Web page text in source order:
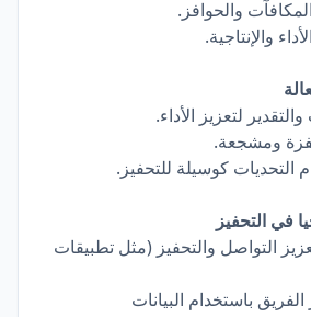
والحوافز.
والإنتاجية.
لتعزيز الأداء.
ومشجعة.
كوسيلة للتحفيز.
في التحفيز
التواصل والتحفيز (مثل تطبيقات
باستخدام البيانات